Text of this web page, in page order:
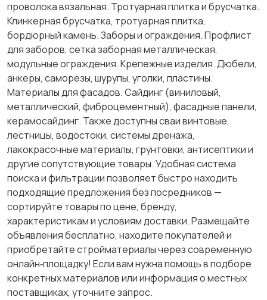
проволока вязальная. Тротуарная плитка и брусчатка.
Клинкерная брусчатка, тротуарная плитка,
бордюрный камень. Заборы и ограждения. Профлист
для заборов, сетка заборная металлическая,
модульные ограждения. Крепежные изделия. Дюбели,
анкеры, саморезы, шурупы, уголки, пластины.
Материалы для фасадов. Сайдинг (виниловый,
металлический, фиброцементный), фасадные панели,
керамосайдинг. Также доступны сваи винтовые,
лестницы, водостоки, системы дренажа,
лакокрасочные материалы, грунтовки, антисептики и
другие сопутствующие товары. Удобная система
поиска и фильтрации позволяет быстро находить
подходящие предложения без посредников —
сортируйте товары по цене, бренду,
характеристикам и условиям доставки. Размещайте
объявления бесплатно, находите покупателей и
приобретайте стройматериалы через современную
онлайн‑площадку! Если вам нужна помощь в подборе
конкретных материалов или информация о местных
поставщиках, уточните запрос.